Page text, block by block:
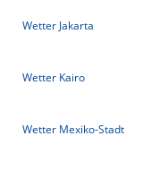
Wetter Jakarta
Wetter Kairo
Wetter Mexiko-Stadt